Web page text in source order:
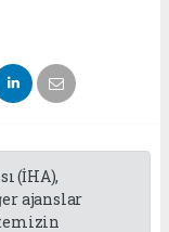
(İHA),
ajanslar